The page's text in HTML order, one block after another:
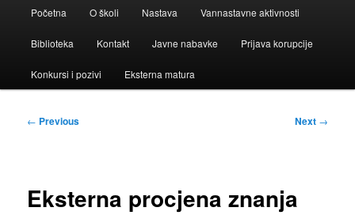
Početna O školi Nastava Vannastavne aktivnosti
Biblioteka Kontakt Javne nabavke Prijava korupcije
Konkursi i pozivi Eksterna matura
Post
← Previous Next →
Eksterna procjena znanja